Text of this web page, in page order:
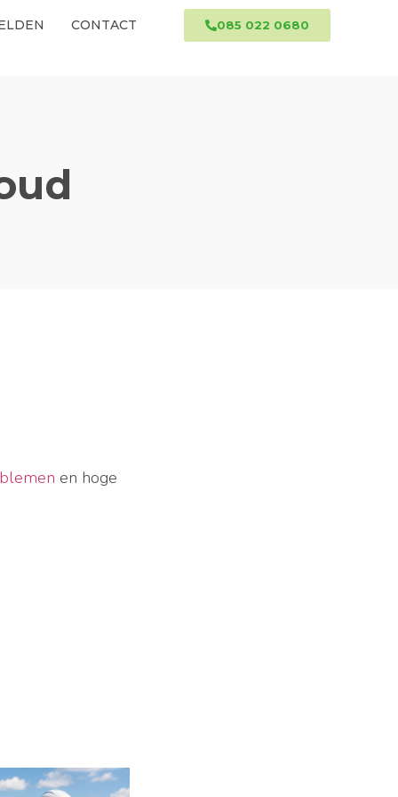
CONTACT 085 022 0680
en hoge